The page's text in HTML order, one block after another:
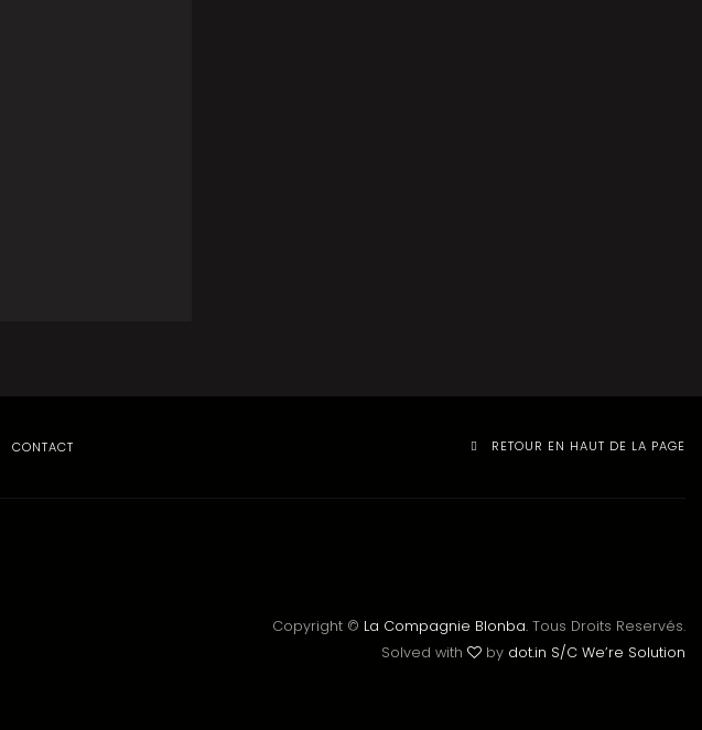
CONTACT RETOUR EN HAUT DE LA PAGE
Copyright © La Compagnie Blonba. Tous Droits Reservés.
Solved with
by dot.in S/C We’re Solution